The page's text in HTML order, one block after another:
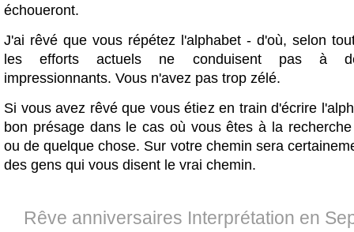
échoueront.
J'ai rêvé que vous répétez l'alphabet - d'où, selon
les efforts actuels ne conduisent pas à
impressionnants. Vous n'avez pas trop zélé.
Si vous avez rêvé que vous étiez en train d'écrire
bon présage dans le cas où vous êtes à la
ou de quelque chose. Sur votre chemin sera
des gens qui vous disent le vrai chemin.
Rêve anniversaires Interprétation en